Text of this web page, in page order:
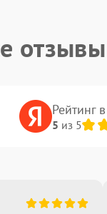
Рейтинг
5 из 5